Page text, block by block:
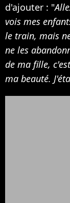
d'ajouter : "
vois mes
le train, mais
ne les
de ma fille,
ma beauté.